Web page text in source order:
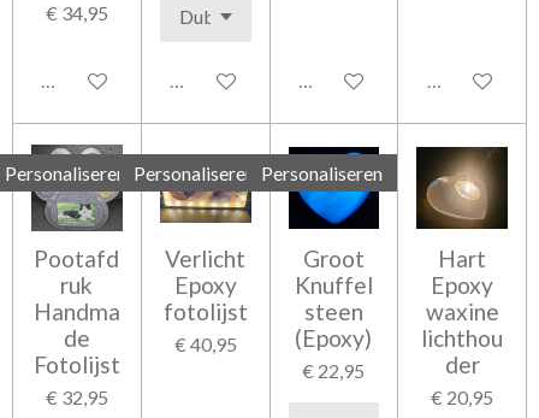
€ 34,95
Bekijk details Bekijk details In winkelwagen Bekijk details
Personaliseren
Pootafd
ruk
Handma
de
Fotolijst
€ 32,95
Personaliseren
Verlicht
Epoxy
fotolijst
€ 40,95
Personaliseren
Groot
Knuffel
steen
(Epoxy)
€ 22,95
Hart
Epoxy
waxine
lichthou
der
€ 20,95